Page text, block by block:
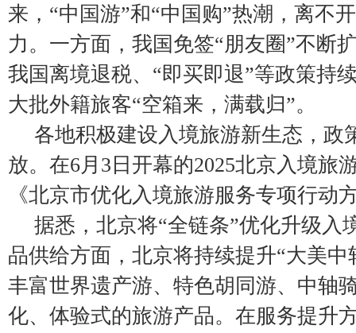
来，“中国游”和“中国购”热潮，离不
力。一方面，我国免签“朋友圈”不断
我国离境退税、“即买即退”等政策持
大批外籍旅客“空箱来，满载归”。
各地积极建设入境旅游新生态，政
放。在6月3日开幕的2025北京入境旅
《北京市优化入境旅游服务专项行动
据悉，北京将“全链条”优化升级入
品供给方面，北京将持续提升“大美中
丰富世界遗产游、特色胡同游、中轴
化、体验式的旅游产品。在服务提升